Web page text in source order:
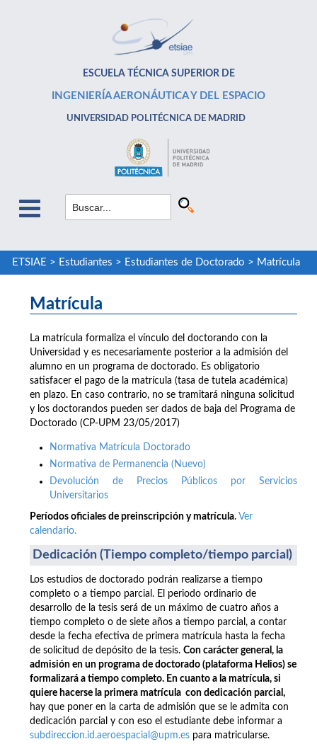
ESCUELA TÉCNICA SUPERIOR DE
INGENIERÍA AERONÁUTICA Y DEL ESPACIO
UNIVERSIDAD POLITÉCNICA DE MADRID
ETSIAE > Estudiantes > Estudiantes de Doctorado > Matrícula
Matrícula
La matrícula formaliza el vínculo del doctorando con la
Universidad y es necesariamente posterior a la admisión del
alumno en un programa de doctorado. Es obligatorio
satisfacer el pago de la matrícula (tasa de tutela académica)
en plazo. En caso contrario, no se tramitará ninguna solicitud
y los doctorandos pueden ser dados de baja del Programa de
Doctorado (CP-UPM 23/05/2017)
Normativa Matrícula Doctorado
Normativa de Permanencia (Nuevo)
Devolución de Precios Públicos por Servicios
Universitarios
Períodos oficiales de preinscripción y matrícula. Ver
calendario.
Dedicación (Tiempo completo/tiempo parcial)
Los estudios de doctorado podrán realizarse a tiempo
completo o a tiempo parcial. El periodo ordinario de
desarrollo de la tesis será de un máximo de cuatro años a
tiempo completo o de siete años a tiempo parcial, a contar
desde la fecha efectiva de primera matrícula hasta la fecha
de solicitud de depósito de la tesis. Con carácter general, la
admisión en un programa de doctorado (plataforma Helios) se
formalizará a tiempo completo. En cuanto a la matrícula, si
quiere hacerse la primera matrícula con dedicación parcial,
hay que poner en la carta de admisión que se le admita con
dedicación parcial y con eso el estudiante debe informar a
subdireccion.id.aeroespacial@upm.es para matricularse.